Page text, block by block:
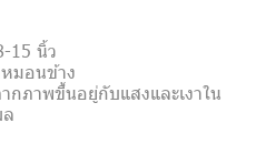
15 นิ้ว
มอนข้าง
ภาพขึ้นอยู่กับแสงและเงาใน